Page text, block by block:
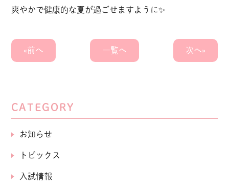
爽やかで健康的な夏が過ごせますように✨
«前へ 一覧へ 次へ»
CATEGORY
お知らせ
トピックス
入試情報